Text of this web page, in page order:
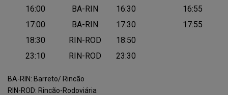
16:00
BA-RIN 16:30
16:55
17:00
BA-RIN 17:30
17:55
18:30
RIN-ROD
18:50
23:10
RIN-ROD 23:30
BA-RIN: Barreto/ Rincão
RIN-ROD: Rincão-Rodoviária